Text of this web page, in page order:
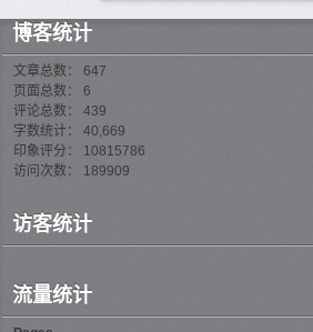
博客统计
文章总数： 647
页面总数： 6
评论总数： 439
字数统计： 40,669
印象评分： 10815786
访问次数： 189909
访客统计
流量统计